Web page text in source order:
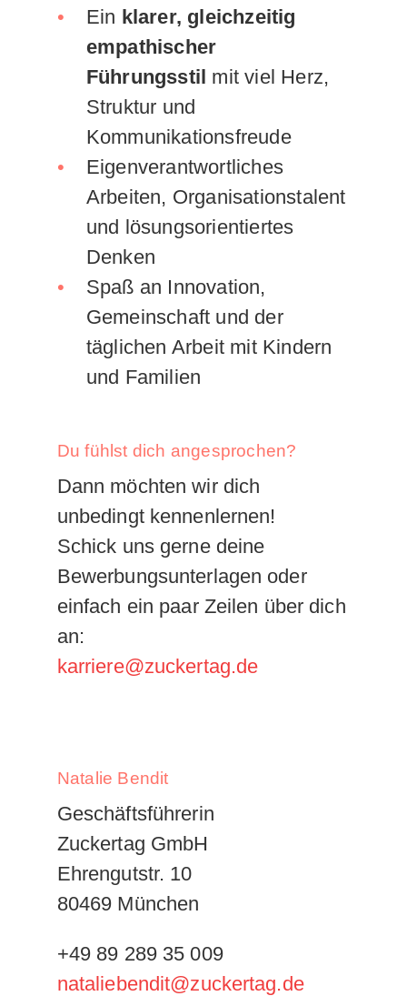
Ein klarer, gleichzeitig
empathischer
Führungsstil mit viel Herz,
Struktur und
Kommunikationsfreude
Eigenverantwortliches
Arbeiten, Organisationstalent
und lösungsorientiertes
Denken
Spaß an Innovation,
Gemeinschaft und der
täglichen Arbeit mit Kindern
und Familien
Du fühlst dich angesprochen?
Dann möchten wir dich
unbedingt kennenlernen!
Schick uns gerne deine
Bewerbungsunterlagen oder
einfach ein paar Zeilen über dich
an:
karriere@zuckertag.de
Natalie Bendit
Geschäftsführerin
Zuckertag GmbH
Ehrengutstr. 10
80469 München
+49 89 289 35 009
nataliebendit@zuckertag.de